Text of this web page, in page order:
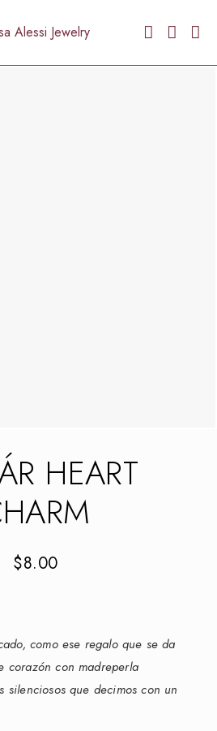
HEART
$8.00
como ese regalo que se da
corazón con madreperla
silenciosos que decimos con un